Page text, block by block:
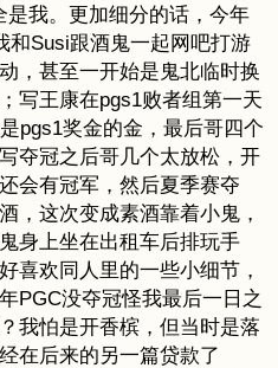
是我。更加细分的话，今年
Susi跟酒鬼一起网吧打游
，甚至一开始是鬼北临时换
写王康在pgs1败者组第一天
pgs1奖金的金，最后哥四个
夺冠之后哥几个太放松，开
会有冠军，然后夏季赛夺
，这次变成素酒靠着小鬼，
身上坐在出租车后排玩手
喜欢同人里的一些小细节，
PGC没夺冠怪我最后一日之
我怕是开香槟，但当时是落
在后来的另一篇贷款了